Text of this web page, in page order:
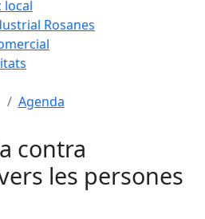
local
Rosanes
Agenda
contra
les persones